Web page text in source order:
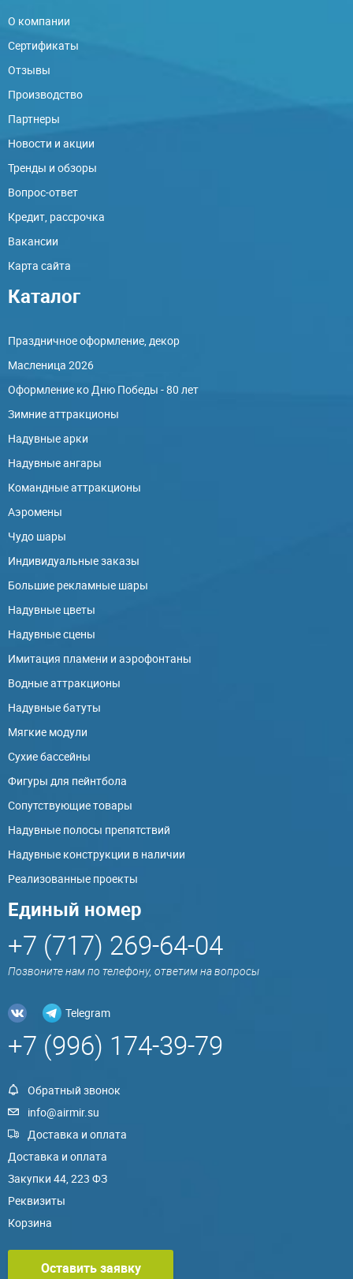
О компании
Сертификаты
Отзывы
Производство
Партнеры
Новости и акции
Тренды и обзоры
Вопрос-ответ
Кредит, рассрочка
Вакансии
Карта сайта
Каталог
Праздничное оформление, декор
Масленица 2026
Оформление ко Дню Победы - 80 лет
Зимние аттракционы
Надувные арки
Надувные ангары
Командные аттракционы
Аэромены
Чудо шары
Индивидуальные заказы
Большие рекламные шары
Надувные цветы
Надувные сцены
Имитация пламени и аэрофонтаны
Водные аттракционы
Надувные батуты
Мягкие модули
Сухие бассейны
Фигуры для пейнтбола
Сопутствующие товары
Надувные полосы препятствий
Надувные конструкции в наличии
Реализованные проекты
Единый номер
+7 (717) 269-64-04
Позвоните нам по телефону, ответим на вопросы
Telegram
+7 (996) 174-39-79
Обратный звонок
info@airmir.su
Доставка и оплата
Доставка и оплата
Закупки 44, 223 ФЗ
Реквизиты
Корзина
Оставить заявку